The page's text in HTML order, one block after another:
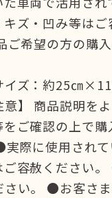
ズ・凹み等はご
ご希望の方の購
イズ：約25㎝
意】 商品説明を
ご確認の上で
際に使用され
ご容赦ください
さい。 ●お客さ